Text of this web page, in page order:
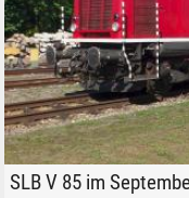
SLB V 85 in Freilassing,
SLB V 85 im
suchen